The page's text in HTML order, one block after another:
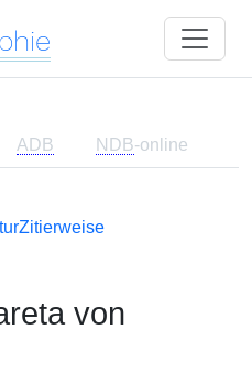
ADB NDB-online
Zitierweise
von